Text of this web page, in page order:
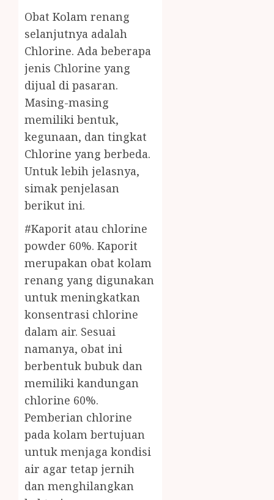
Obat Kolam renang
selanjutnya adalah
Chlorine. Ada beberapa
jenis Chlorine yang
dijual di pasaran.
Masing-masing
memiliki bentuk,
kegunaan, dan tingkat
Chlorine yang berbeda.
Untuk lebih jelasnya,
simak penjelasan
berikut ini.
#Kaporit atau chlorine
powder 60%. Kaporit
merupakan obat kolam
renang yang digunakan
untuk meningkatkan
konsentrasi chlorine
dalam air. Sesuai
namanya, obat ini
berbentuk bubuk dan
memiliki kandungan
chlorine 60%.
Pemberian chlorine
pada kolam bertujuan
untuk menjaga kondisi
air agar tetap jernih
dan menghilangkan